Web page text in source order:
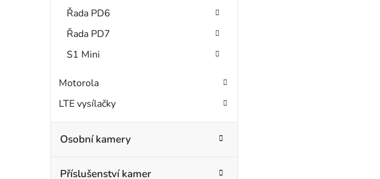
Řada PD6
Řada PD7
S1 Mini
Motorola
LTE vysílačky
Osobní kamery
Příslušenství kamer